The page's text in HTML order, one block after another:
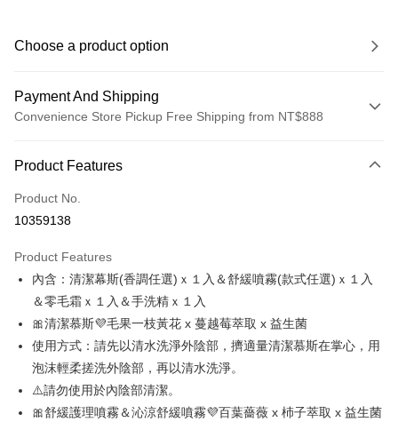
Choose a product option
Payment And Shipping
Convenience Store Pickup Free Shipping from NT$888
Credit Card (Full Payment)
Convenience Store Pickup and Pay
Apple Pay
Easy Wallet
ATM Transfer
Shipping Method
全家取貨付款
Product Features
Product No.
10359138
Product Features
內含：清潔幕斯(香調任選)ｘ１入＆舒緩噴霧(款式任選)ｘ１入
＆零毛霜ｘ１入＆手洗精ｘ１入
🎀清潔慕斯💜毛果一枝黃花 x 蔓越莓萃取 x 益生菌
使用方式：請先以清水洗淨外陰部，擠適量清潔慕斯在掌心，用
泡沫輕柔搓洗外陰部，再以清水洗淨。
⚠️請勿使用於內陰部清潔。
🎀舒緩護理噴霧＆沁涼舒緩噴霧💜百葉薔薇 x 杮子萃取 x 益生菌